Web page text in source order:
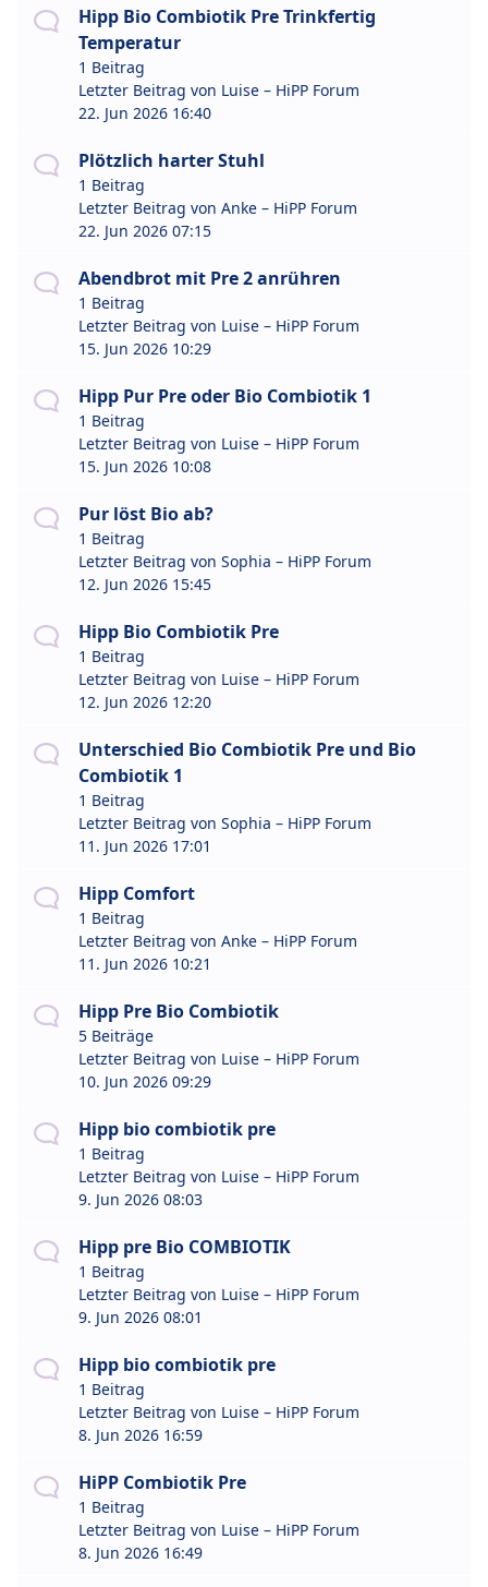
Hipp Bio Combiotik Pre Trinkfertig
Temperatur
1 Beitrag
Letzter Beitrag von Luise – HiPP Forum
22. Jun 2026 16:40
Plötzlich harter Stuhl
1 Beitrag
Letzter Beitrag von Anke – HiPP Forum
22. Jun 2026 07:15
Abendbrot mit Pre 2 anrühren
1 Beitrag
Letzter Beitrag von Luise – HiPP Forum
15. Jun 2026 10:29
Hipp Pur Pre oder Bio Combiotik 1
1 Beitrag
Letzter Beitrag von Luise – HiPP Forum
15. Jun 2026 10:08
Pur löst Bio ab?
1 Beitrag
Letzter Beitrag von Sophia – HiPP Forum
12. Jun 2026 15:45
Hipp Bio Combiotik Pre
1 Beitrag
Letzter Beitrag von Luise – HiPP Forum
12. Jun 2026 12:20
Unterschied Bio Combiotik Pre und Bio
Combiotik 1
1 Beitrag
Letzter Beitrag von Sophia – HiPP Forum
11. Jun 2026 17:01
Hipp Comfort
1 Beitrag
Letzter Beitrag von Anke – HiPP Forum
11. Jun 2026 10:21
Hipp Pre Bio Combiotik
5 Beiträge
Letzter Beitrag von Luise – HiPP Forum
10. Jun 2026 09:29
Hipp bio combiotik pre
1 Beitrag
Letzter Beitrag von Luise – HiPP Forum
9. Jun 2026 08:03
Hipp pre Bio COMBIOTIK
1 Beitrag
Letzter Beitrag von Luise – HiPP Forum
9. Jun 2026 08:01
Hipp bio combiotik pre
1 Beitrag
Letzter Beitrag von Luise – HiPP Forum
8. Jun 2026 16:59
HiPP Combiotik Pre
1 Beitrag
Letzter Beitrag von Luise – HiPP Forum
8. Jun 2026 16:49